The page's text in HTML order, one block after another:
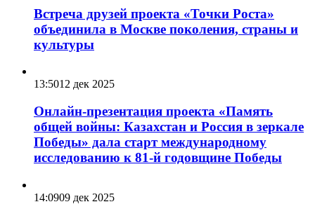
Встреча друзей проекта «Точки Роста»
объединила в Москве поколения, страны и
культуры
13:5012 дек 2025
Онлайн-презентация проекта «Память
общей войны: Казахстан и Россия в зеркале
Победы» дала старт международному
исследованию к 81-й годовщине Победы
14:0909 дек 2025